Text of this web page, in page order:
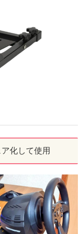
化して使用